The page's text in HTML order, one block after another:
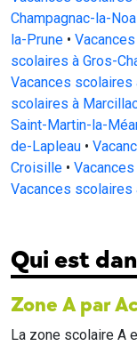
Champagnac-la-
la-Prune •
scolaires à Gros-
Vacances
scolaires à
Saint-Martin-la-
de-Lapleau •
Croisille •
Vacances scolaires
Qui est
Zone A par
La zone scolaire A